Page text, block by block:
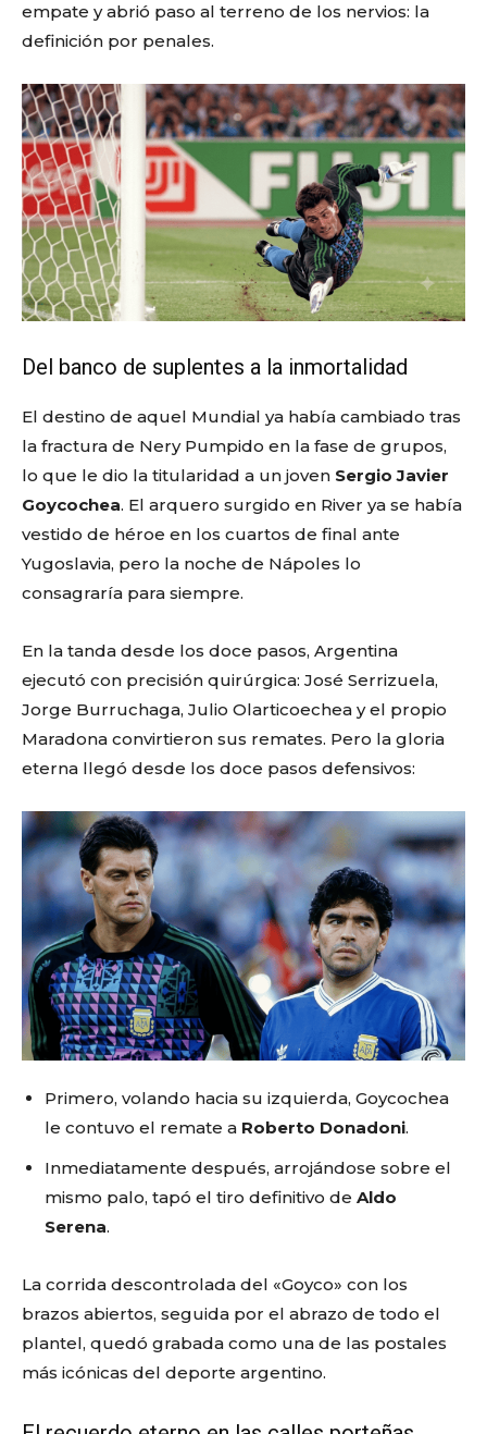
empate y abrió paso al terreno de los nervios: la
definición por penales.
Del banco de suplentes a la inmortalidad
El destino de aquel Mundial ya había cambiado tras
la fractura de Nery Pumpido en la fase de grupos,
lo que le dio la titularidad a un joven Sergio Javier
Goycochea. El arquero surgido en River ya se había
vestido de héroe en los cuartos de final ante
Yugoslavia, pero la noche de Nápoles lo
consagraría para siempre.
En la tanda desde los doce pasos, Argentina
ejecutó con precisión quirúrgica: José Serrizuela,
Jorge Burruchaga, Julio Olarticoechea y el propio
Maradona convirtieron sus remates. Pero la gloria
eterna llegó desde los doce pasos defensivos:
Primero, volando hacia su izquierda, Goycochea
le contuvo el remate a Roberto Donadoni.
Inmediatamente después, arrojándose sobre el
mismo palo, tapó el tiro definitivo de Aldo
Serena.
La corrida descontrolada del «Goyco» con los
brazos abiertos, seguida por el abrazo de todo el
plantel, quedó grabada como una de las postales
más icónicas del deporte argentino.